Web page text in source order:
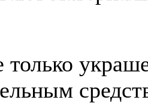
только